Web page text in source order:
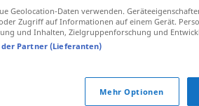
Geolocation-Daten verwenden.
Zugriff auf Informationen auf einem Gerät.
und Inhalten, Zielgruppenforschung und
der Partner (Lieferanten)
Mehr Optionen